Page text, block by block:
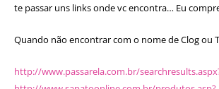
te passar uns links onde vc encontra… Eu
Quando não encontrar com o nome de Clog ou
http://www.passarela.com.br/